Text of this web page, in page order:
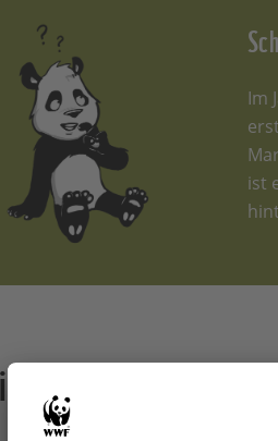
Im
ist
zu den Tieren